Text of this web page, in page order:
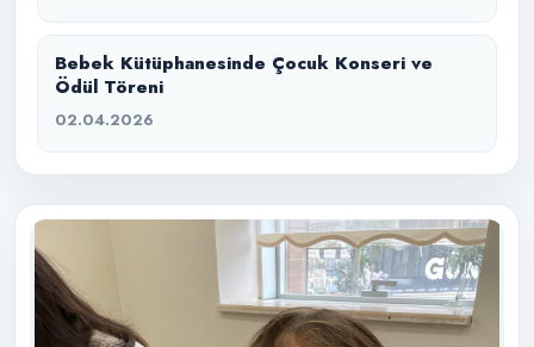
Bebek Kütüphanesinde Çocuk Konseri ve
Ödül Töreni
02.04.2026